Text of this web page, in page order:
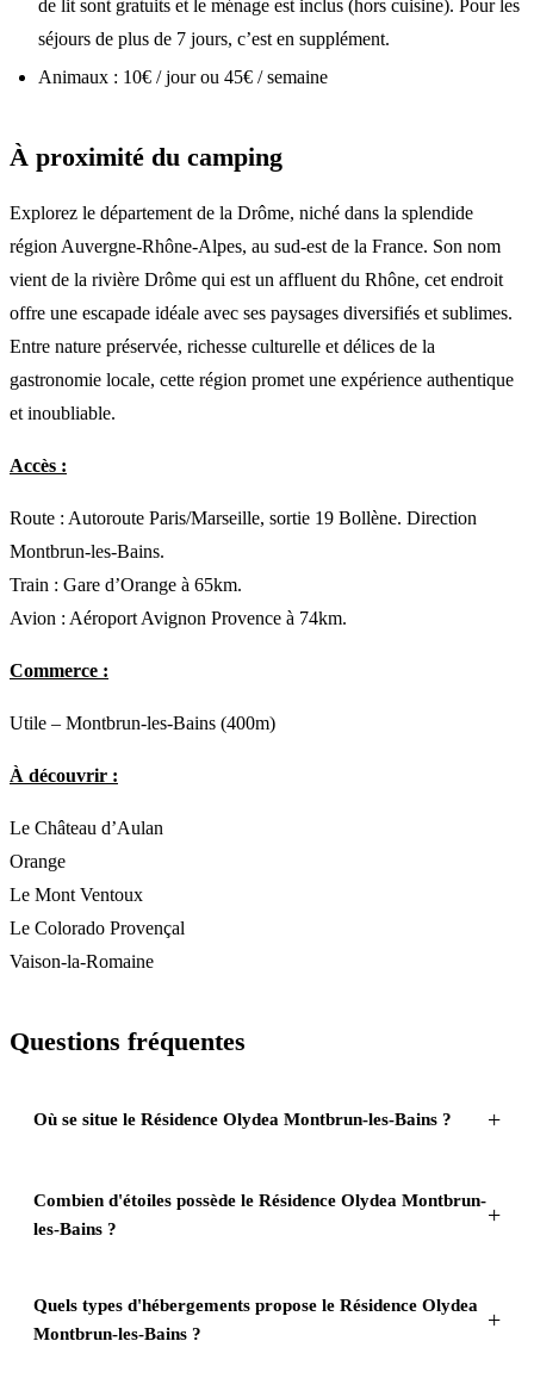
de lit sont gratuits et le ménage est inclus (hors cuisine). Pour les
séjours de plus de 7 jours, c’est en supplément.
Animaux : 10€ / jour ou 45€ / semaine
À proximité du camping
Explorez le département de la Drôme, niché dans la splendide
région Auvergne-Rhône-Alpes, au sud-est de la France. Son nom
vient de la rivière Drôme qui est un affluent du Rhône, cet endroit
offre une escapade idéale avec ses paysages diversifiés et sublimes.
Entre nature préservée, richesse culturelle et délices de la
gastronomie locale, cette région promet une expérience authentique
et inoubliable.
Accès :
Route : Autoroute Paris/Marseille, sortie 19 Bollène. Direction
Montbrun-les-Bains.
Train : Gare d’Orange à 65km.
Avion : Aéroport Avignon Provence à 74km.
Commerce :
Utile – Montbrun-les-Bains (400m)
À découvrir :
Le Château d’Aulan
Orange
Le Mont Ventoux
Le Colorado Provençal
Vaison-la-Romaine
Questions fréquentes
Où se situe le Résidence Olydea Montbrun-les-Bains ?
Combien d'étoiles possède le Résidence Olydea Montbrun-
les-Bains ?
Quels types d'hébergements propose le Résidence Olydea
Montbrun-les-Bains ?